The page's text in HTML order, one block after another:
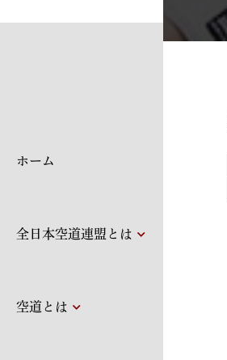
ホーム
全日本空道連盟とは
空道とは